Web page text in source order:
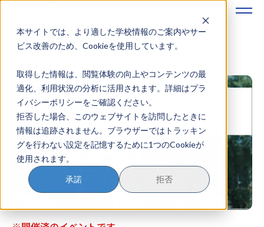
本サイトでは、より適した学校情報のご案内やサー
ビス改善のため、Cookieを使用しています。
取得した情報は、閲覧体験の向上やコンテンツの最
適化、利用状況の分析に活用されます。詳細はプラ
イバシーポリシーをご確認ください。
拒否した場合、このウェブサイトを訪問したときに
情報は追跡されません。ブラウザーではトラッキン
グを行わない設定を記憶するために1つのCookieが
使用されます。
承諾 拒否
地域みらい留学のすすめかた
地域みらい留学とは
学校を探す
イベントを探す
おためし地域留学
マガジン
奨学金について